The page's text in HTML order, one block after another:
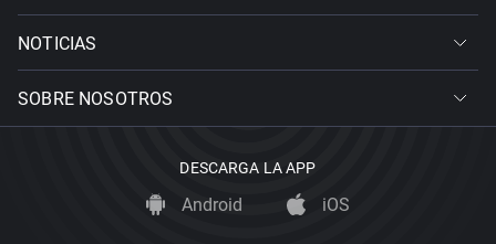
NOTICIAS
SOBRE NOSOTROS
DESCARGA LA APP
Android iOS